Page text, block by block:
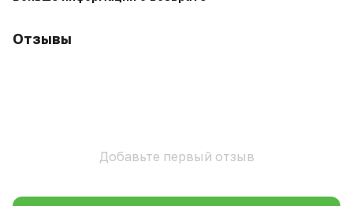
Отзывы
Добавьте первый отзыв